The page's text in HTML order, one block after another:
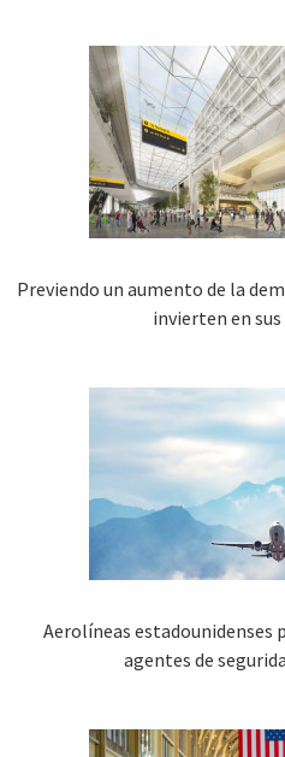
Previendo un aumento de la
invierten en
Aerolíneas estadounidenses
agentes de